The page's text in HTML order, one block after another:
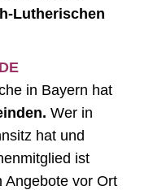
Lutherischen
in Bayern hat
Wer in
hat und
ist
Angebote vor Ort